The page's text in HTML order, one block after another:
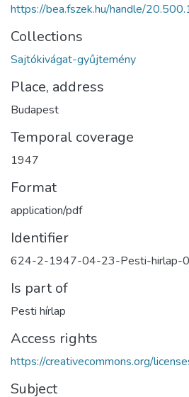
https://bea.fszek.hu/handle/
Collections
Sajtókivágat-gyűjtemény
Place, address
Budapest
Temporal coverage
1947
Format
application/pdf
Identifier
624-2-1947-04-23-Pesti-hirlap-
Is part of
Pesti hírlap
Access rights
https://creativecommons.org/
Subject